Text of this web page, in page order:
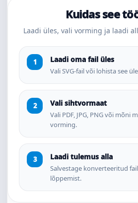
Kuidas see
Laadi üles, vali vorming ja laadi
Laadi oma fail üles
Vali SVG-fail või lohista see
Vali sihtvormaat
Vali PDF, JPG, PNG või mõni
vorming.
Laadi tulemus alla
Salvestage konverteeritud
lõppemist.